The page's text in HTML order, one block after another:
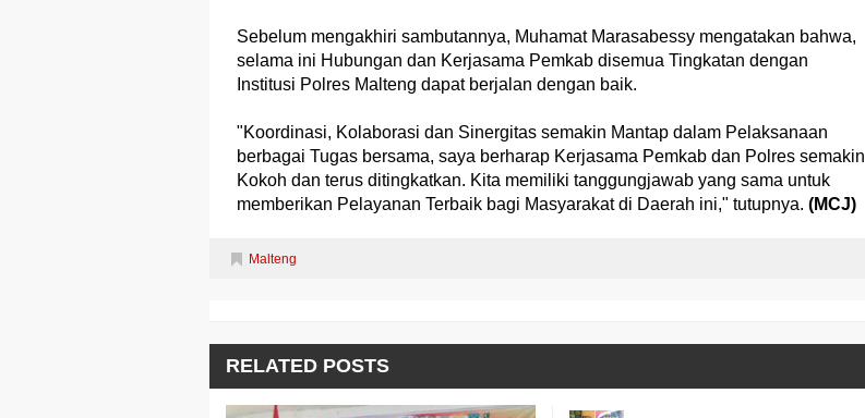
Sebelum mengakhiri sambutannya, Muhamat Marasabessy mengatakan bahwa,
selama ini Hubungan dan Kerjasama Pemkab disemua Tingkatan dengan
Institusi Polres Malteng dapat berjalan dengan baik.
"Koordinasi, Kolaborasi dan Sinergitas semakin Mantap dalam Pelaksanaan
berbagai Tugas bersama, saya berharap Kerjasama Pemkab dan Polres semakin
Kokoh dan terus ditingkatkan. Kita memiliki tanggungjawab yang sama untuk
memberikan Pelayanan Terbaik bagi Masyarakat di Daerah ini," tutupnya. (MCJ)
Malteng
RELATED POSTS